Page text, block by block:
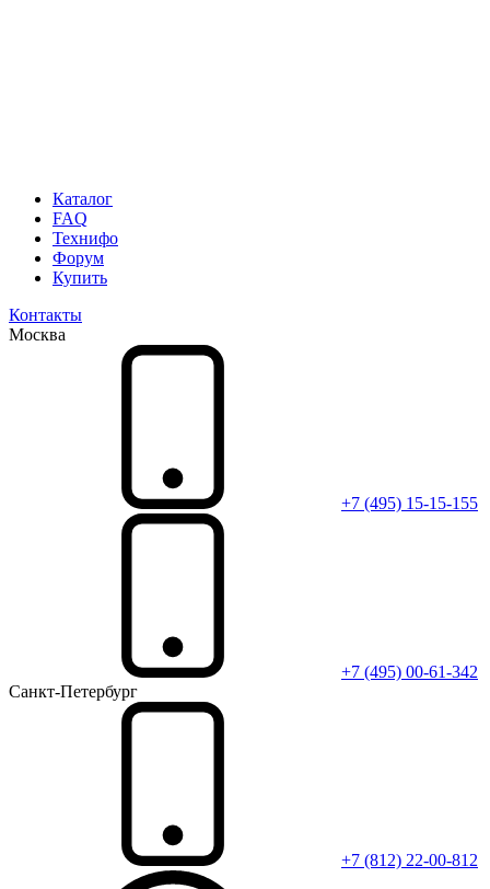
Каталог
FAQ
Технифо
Форум
Купить
Контакты
Москва
+7 (495) 15-15-155
+7 (495) 00-61-342
Санкт-Петербург
+7 (812) 22-00-812